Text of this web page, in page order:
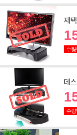
재
수량
데
수량